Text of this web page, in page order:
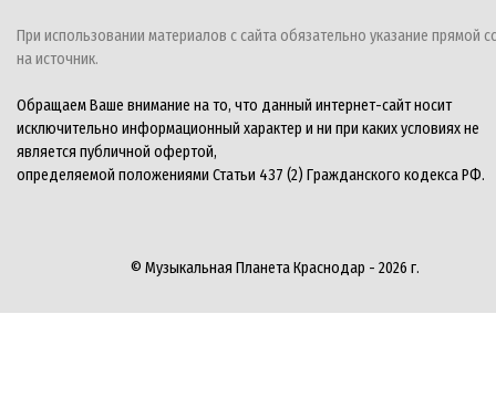
При использовании материалов с сайта обязательно указание прямой
на источник.
Обращаем Ваше внимание на то, что данный интернет-сайт носит
исключительно информационный характер и ни при каких условиях не
является публичной офертой,
определяемой положениями Статьи 437 (2) Гражданского кодекса РФ.
© Музыкальная Планета Краснодар - 2026 г.